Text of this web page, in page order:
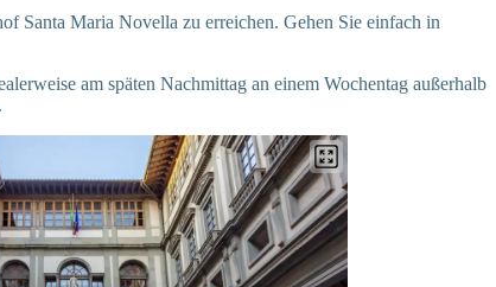
Santa Maria Novella zu erreichen. Gehen Sie einfach in
am späten Nachmittag an einem Wochentag außerhalb